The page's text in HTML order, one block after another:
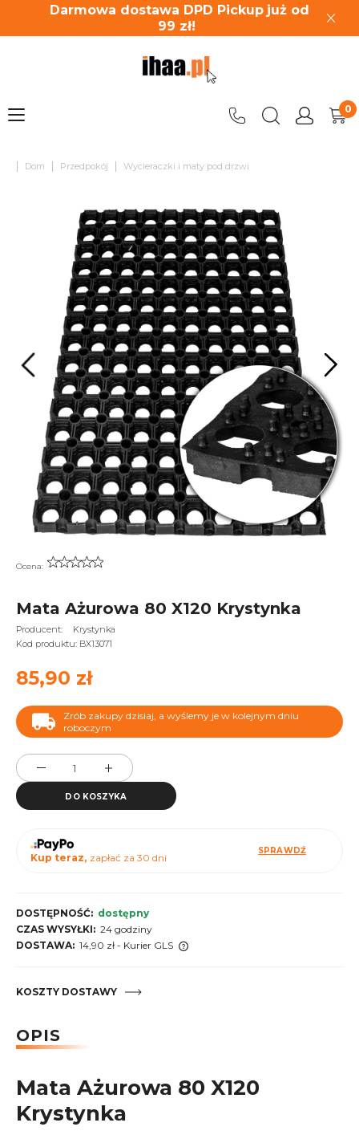
Darmowa dostawa DPD Pickup już od
99 zł!
| Dom | Przedpokój | Wycieraczki i maty pod drzwi
Ocena:
Mata Ażurowa 80 X120 Krystynka
Producent:
Krystynka
Kod produktu: BX13071
85,90 zł
Zrób zakupy dzisiaj, a wyślemy je w kolejnym dniu
roboczym
DO KOSZYKA
Kup teraz, zapłać za 30 dni
SPRAWDŹ
DOSTĘPNOŚĆ: dostępny
CZAS WYSYŁKI: 24 godziny
DOSTAWA: 14,90 zł - Kurier GLS
KOSZTY DOSTAWY
OPIS
Mata Ażurowa 80 X120
Krystynka